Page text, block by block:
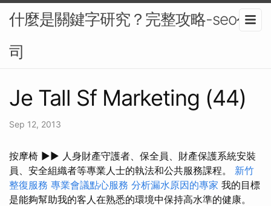
什麼是關鍵字研究？完整攻略-seo公
司
Je Tall Sf Marketing (44)
Sep 12, 2013
按摩椅 ▶▶ 人身財產守護者、保全員、財產保護系統安裝
員、安全組織者等專業人士的執法和公共服務課程。 新竹
整復服務 專業會議點心服務 分析漏水原因的專家 我的目標
是能夠幫助我的客人在熟悉的環境中保持高水準的健康。